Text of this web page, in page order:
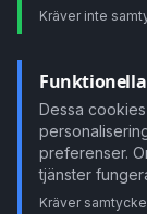
Kräver inte
Dessa
preferenser.
tjänster
Kräver samtycke